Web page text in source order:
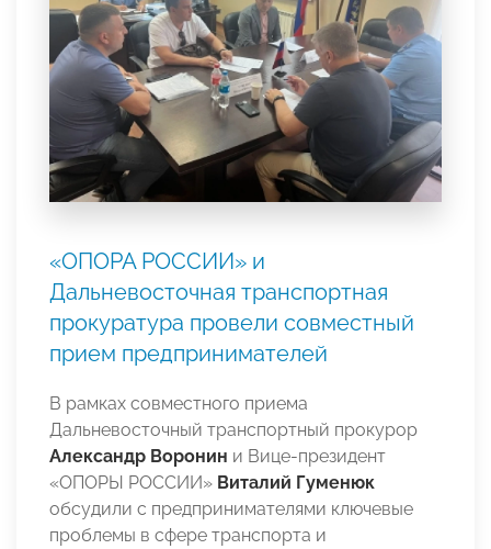
«ОПОРА РОССИИ» и
Дальневосточная транспортная
прокуратура провели совместный
прием предпринимателей
В рамках совместного приема
Дальневосточный транспортный прокурор
Александр Воронин и Вице-президент
«ОПОРЫ РОССИИ» Виталий Гуменюк
обсудили с предпринимателями ключевые
проблемы в сфере транспорта и